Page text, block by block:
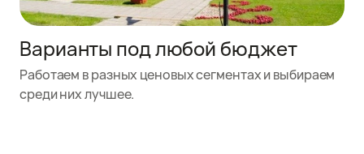
Варианты под любой бюджет
Работаем в разных ценовых сегментах и выбираем
среди них лучшее.